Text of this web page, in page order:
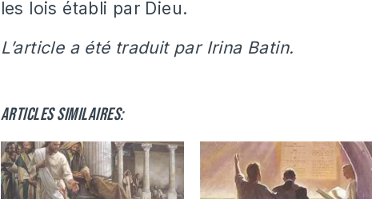
les lois établi par Dieu.
L’article a été traduit par Irina Batin.
Articles similaires: